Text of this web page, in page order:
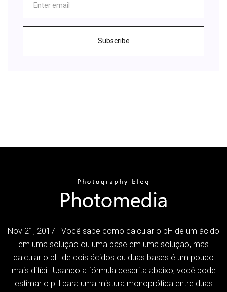
Subscribe
Nov 21, 2017 · Você sabe como calcular o pH de um ácido
em uma solução ou uma base em uma solução, mas
calcular o pH de dois ácidos ou duas bases é um pouco
mais difícil. Usando a fórmula descrita abaixo, você pode
estimar o pH para uma mistura monoprótica entre duas